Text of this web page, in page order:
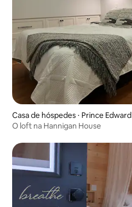
Casa de hóspedes ⋅ Prince Edward
O loft na Hannigan House